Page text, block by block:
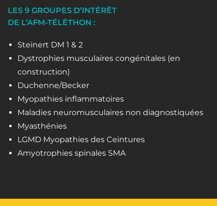
LES 9 GROUPES D’INTÉRÊT
DE L’AFM-TÉLÉTHON :
Steinert DM 1 & 2
Dystrophies musculaires congénitales (en
construction)
Duchenne/Becker
Myopathies inflammatoires
Maladies neuromusculaires non diagnostiquées
Myasthénies
LGMD Myopathies des Ceintures
Amyotrophies spinales SMA